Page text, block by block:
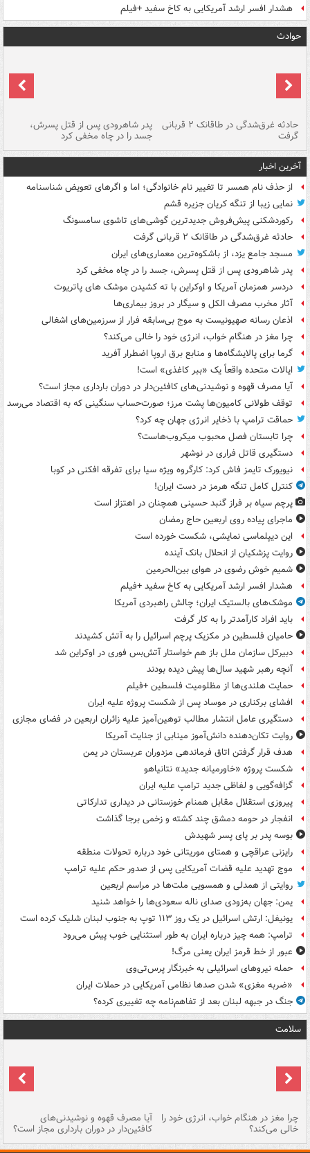
هشدار افسر ارشد آمریکایی به کاخ سفید +فیلم
حوادث
حادثه غرق‌شدگی در طاقانک ۲ قربانی
گرفت
پدر شاهرودی پس از قتل پسرش،
جسد را در چاه مخفی کرد
آخرین اخبار
از حذف نام همسر تا تغییر نام خانوادگی؛ اما و اگرهای تعویض شناسنامه
نمایی زیبا از تنگه کریان جزیره قشم
رکوردشکنی پیش‌فروش جدیدترین گوشی‌های تاشوی سامسونگ
حادثه غرق‌شدگی در طاقانک ۲ قربانی گرفت
مسجد جامع یزد، از باشکوه‌ترین معماری‌های ایران
پدر شاهرودی پس از قتل پسرش، جسد را در چاه مخفی کرد
دردسر همزمان آمریکا و اوکراین با ته کشیدن موشک های پاتریوت
آثار مخرب مصرف الکل و سیگار در بروز بیماری‌ها
اذعان رسانه صهیونیست به موج بی‌سابقه فرار از سرزمین‌های اشغالی
چرا مغز در هنگام خواب، انرژی خود را خالی می‌کند؟
گرما برای پالایشگاه‌ها و منابع برق اروپا اضطرار آفرید
ایالات متحده واقعاً یک «ببر کاغذی» است!
آیا مصرف قهوه و نوشیدنی‌های کافئین‌دار در دوران بارداری مجاز است؟
توقف طولانی کامیون‌ها پشت مرز؛ صورت‌حساب سنگینی که به اقتصاد می‌رسد
حماقت ترامپ با ذخایر انرژی جهان چه کرد؟
چرا تابستان فصل محبوب میکروب‌هاست؟
دستگیری قاتل فراری در نوشهر
نیویورک تایمز فاش کرد: کارگروه ویژه سیا برای تفرقه افکنی در کوبا
کنترل کامل تنگه هرمز در دست ایران!
پرچم سیاه بر فراز گنبد حسینی همچنان در اهتزاز است
ماجرای پیاده روی اربعین حاج رمضان
این دیپلماسی نمایشی، شکست خورده است
روایت پزشکیان از انحلال بانک آینده
شمیم خوش رضوی در هوای بین‌الحرمین
هشدار افسر ارشد آمریکایی به کاخ سفید +فیلم
موشک‌های بالستیک ایران؛ چالش راهبردی آمریکا
باید افراد کارآمدتر را به کار گرفت
حامیان فلسطین در مکزیک پرچم اسرائیل را به آتش کشیدند
دبیرکل سازمان ملل باز هم خواستار آتش‌بس فوری در اوکراین شد
آنچه رهبر شهید سال‌ها پیش دیده بودند
حمایت هلندی‌ها از مظلومیت فلسطین +فیلم
افشای برکناری در موساد پس از شکست پروژه علیه ایران
دستگیری عامل انتشار مطالب توهین‌آمیز علیه زائران اربعین در فضای مجازی
روایت تکان‌دهنده دانش‌آموز مینابی از جنایت آمریکا
هدف قرار گرفتن اتاق‌ فرماندهی مزدوران عربستان در یمن
شکست پروژه «خاورمیانه جدید» نتانیاهو
گزافه‌گویی و لفاظی جدید ترامپ علیه ایران
پیروزی استقلال مقابل همنام خوزستانی در دیداری تدارکاتی
انفجار در حومه دمشق چند کشته و زخمی برجا گذاشت
بوسه‌ پدر بر پای پسر شهیدش
رایزنی عراقچی و همتای موریتانی خود درباره تحولات منطقه
موج تهدید علیه قضات آمریکایی پس از صدور حکم علیه ترامپ
روایتی از همدلی و همسویی ملت‌ها در مراسم اربعین
یمن: جهان به‌زودی صدای ناله سعودی‌ها را خواهد شنید
یونیفل: ارتش اسرائیل در یک روز ۱۱۳ توپ به جنوب لبنان شلیک کرده است
ترامپ: همه چیز درباره ایران به طور استثنایی خوب پیش می‌رود
عبور از خط قرمز ایران یعنی مرگ!
حمله نیروهای اسرائیلی به خبرنگار پرس‌تی‌وی
«ضربه مغزی» شدن صدها نظامی آمریکایی در حملات ایران
جنگ در جبهه لبنان بعد از تفاهم‌نامه چه تغییری کرده؟
سلامت
چرا مغز در هنگام خواب، انرژی خود را
خالی می‌کند؟
آیا مصرف قهوه و نوشیدنی‌های
کافئین‌دار در دوران بارداری مجاز است؟